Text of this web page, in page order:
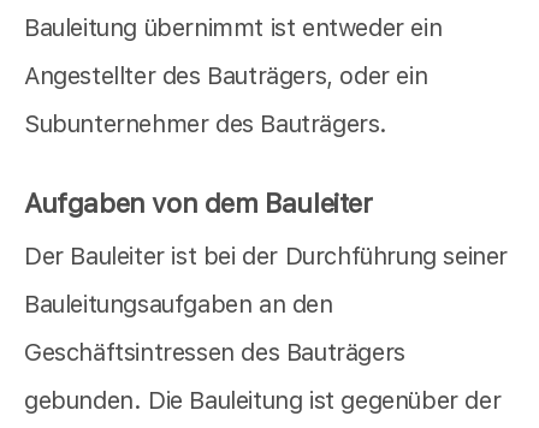
Bauleitung übernimmt ist entweder ein
Angestellter des Bauträgers, oder ein
Subunternehmer des Bauträgers.
Aufgaben von dem Bauleiter
Der Bauleiter ist bei der Durchführung seiner
Bauleitungsaufgaben an den
Geschäftsintressen des Bauträgers
gebunden. Die Bauleitung ist gegenüber der